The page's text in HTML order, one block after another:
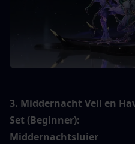
3. Middernacht Veil en
Set (Beginner):
Middernachtsluier